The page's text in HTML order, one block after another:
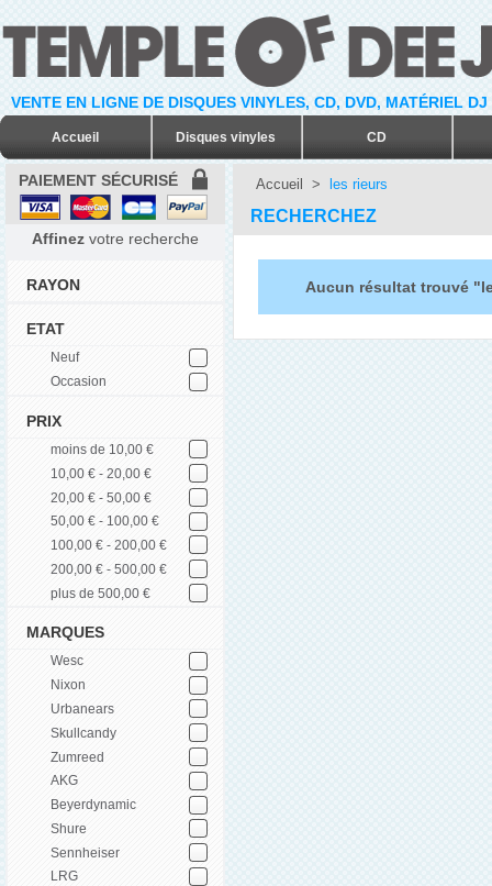
VENTE EN LIGNE DE DISQUES VINYLES, CD, DVD, MATÉRIEL
Accueil Disques vinyles CD
PAIEMENT SÉCURISÉ
Affinez votre recherche
RAYON
ETAT
Neuf
Occasion
PRIX
moins de 10,00 €
10,00 € - 20,00 €
20,00 € - 50,00 €
50,00 € - 100,00 €
100,00 € - 200,00 €
200,00 € - 500,00 €
plus de 500,00 €
MARQUES
Wesc
Nixon
Urbanears
Skullcandy
Zumreed
AKG
Beyerdynamic
Shure
Sennheiser
LRG
Accueil > les rieurs
RECHERCHEZ
Aucun résultat trouvé